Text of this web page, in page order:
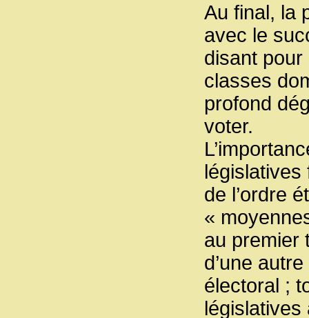
Au final, la
avec le
disant
classes
profond
voter.
législatives
de l’ordre
«
au premier
d’une
électoral ;
législatives